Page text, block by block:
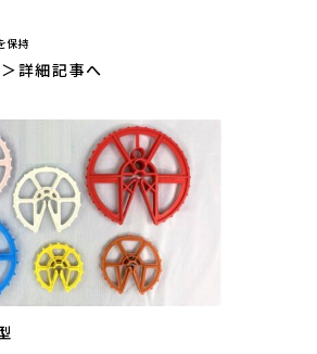
保持
詳細記事へ